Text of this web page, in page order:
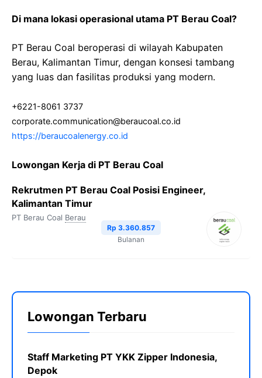
Di mana lokasi operasional utama PT Berau Coal?
PT Berau Coal beroperasi di wilayah Kabupaten
Berau, Kalimantan Timur, dengan konsesi tambang
yang luas dan fasilitas produksi yang modern.
+6221-8061 3737
corporate.communication@beraucoal.co.id
https://beraucoalenergy.co.id
Lowongan Kerja di PT Berau Coal
Rekrutmen PT Berau Coal Posisi Engineer,
Kalimantan Timur
PT Berau Coal Berau
Rp 3.360.857
Bulanan
Lowongan Terbaru
Staff Marketing PT YKK Zipper Indonesia,
Depok